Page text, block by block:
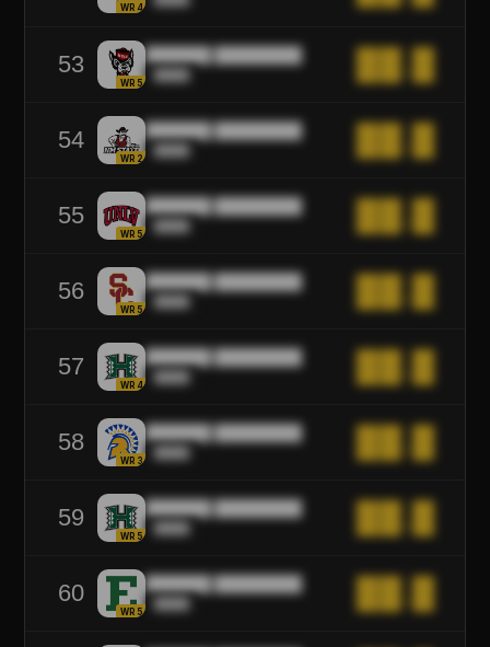
WR4
53
WR5
██████ ████████
████
54
WR2
██████ ████████
████
55
WR5
██████ ████████
████
56
WR5
██████ ████████
████
57
WR4
██████ ████████
████
58
WR3
██████ ████████
████
59
WR5
██████ ████████
████
60
WR5
██████ ████████
████